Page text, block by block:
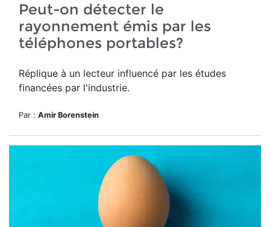
Peut-on détecter le
rayonnement émis par les
téléphones portables?
Réplique à un lecteur influencé par les études
financées par l'industrie.
Par : Amir Borenstein